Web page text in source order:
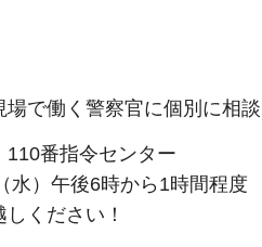
場で働く警察官に個別に相
番指令センター
水）午後6時から1時間程度
ください！